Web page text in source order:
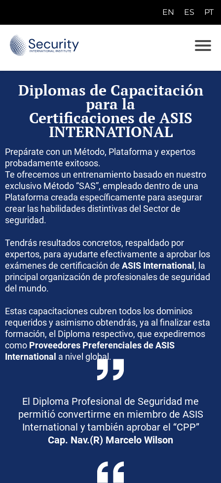
EN ES
PT
N
S
Diplomas de Capacitación
para la
Certificaciones de ASIS
INTERNATIONAL
Prepárate con un Método, Plataforma y expertos
probadamente exitosos.
Te ofrecemos un entrenamiento basado en nuestro
exclusivo Método “SAS”, empleado dentro de una
Plataforma creada específicamente para asegurar
crear las habilidades distintivas del Sector de
seguridad.
Tendrás resultados concretos, respaldado por
expertos, para ayudarte efectivamente a aprobar los
exámenes de certificación de ASIS International , la
principal organización de profesionales de seguridad
del mundo.
Estas capacitaciones cubren todos los dominios
requeridos y asimismo obtendrás, ya al finalizar esta
formación, el Diploma respectivo, que expediremos
como Proveedores Preferenciales de ASIS
International a nivel global.
El Diploma Profesional de Seguridad me
permitió convertirme en miembro de ASIS
International y también aprobar el “CPP”
Cap. Nav.(R) Marcelo Wilson